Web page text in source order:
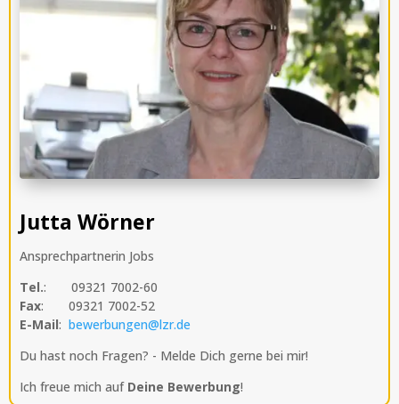
Jutta Wörner
Ansprechpartnerin Jobs
Tel.: 09321 7002-60
Fax: 09321 7002-52
E-Mail: bewerbungen@lzr.de
Du hast noch Fragen? - Melde Dich gerne bei mir!
Ich freue mich auf Deine Bewerbung!